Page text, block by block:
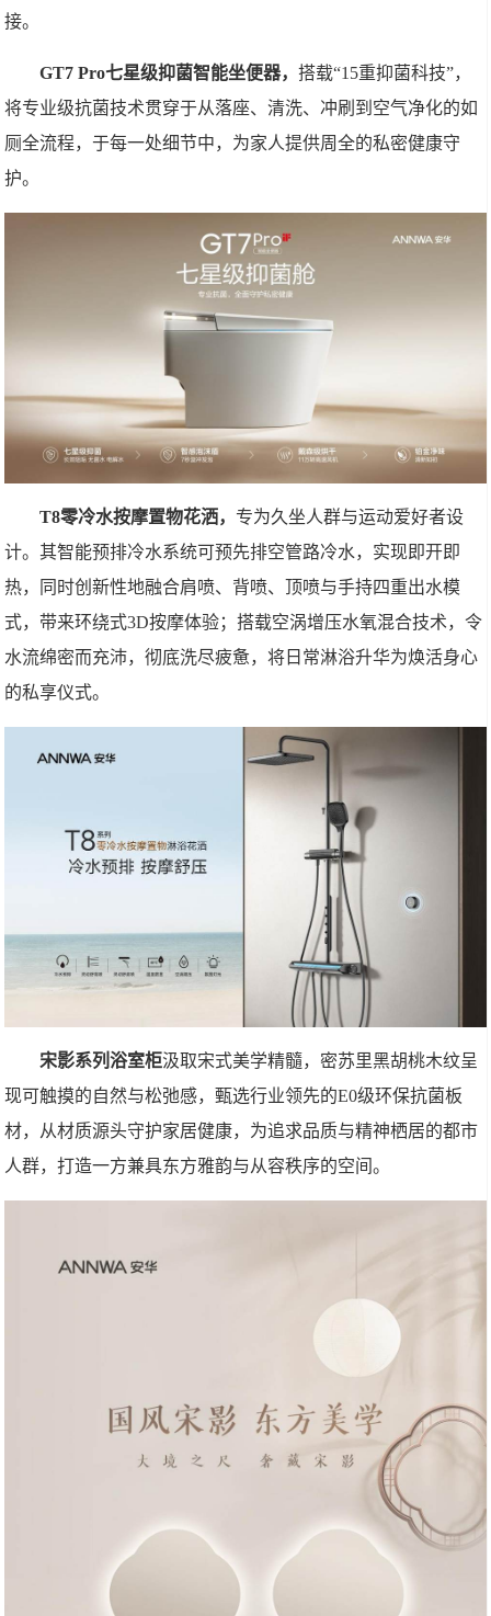
接。
GT7 Pro七星级抑菌智能坐便器，搭载“15重抑菌科技”，
将专业级抗菌技术贯穿于从落座、清洗、冲刷到空气净化的如
厕全流程，于每一处细节中，为家人提供周全的私密健康守
护。
T8零冷水按摩置物花洒， 专为久坐人群与运动爱好者设
计。其智能预排冷水系统可预先排空管路冷水，实现即开即
热，同时创新性地融合肩喷、背喷、顶喷与手持四重出水模
式，带来环绕式3D按摩体验；搭载空涡增压水氧混合技术，令
水流绵密而充沛，彻底洗尽疲惫，将日常淋浴升华为焕活身心
的私享仪式。
宋影系列浴室柜汲取宋式美学精髓，密苏里黑胡桃木纹呈
现可触摸的自然与松弛感，甄选行业领先的E0级环保抗菌板
材，从材质源头守护家居健康，为追求品质与精神栖居的都市
人群，打造一方兼具东方雅韵与从容秩序的空间。